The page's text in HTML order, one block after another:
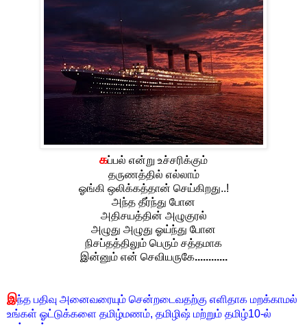
கப்பல் என்று உச்சரிக்கும்
தருணத்தில் எல்லாம்
ஓங்கி ஒலிக்கத்தான் செய்கிறது..!
அந்த தீர்ந்து போன
அதிசயத்தின் அழுகுரல்
அழுது அழுது ஓய்ந்து போன
நிசப்தத்திலும் பெரும் சத்தமாக
இன்னும் என் செவியருகே............
இந்த பதிவு அனைவரையும் சென்றடைவதற்கு எளிதாக மறக்காமல்
உங்கள் ஓட்டுக்களை தமிழ்மணம், தமிழிஷ் மற்றும் தமிழ்10-ல்